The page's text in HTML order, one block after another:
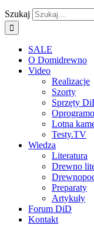
Szukaj
SALE
O Domidrewno
Video
Realizacje
Szorty
Sprzęty
Lotna
Testy.TV
Wiedza
Literatura
Drewno
Preparaty
Artykuły
Forum DiD
Kontakt